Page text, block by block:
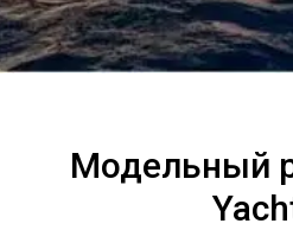
Модельный